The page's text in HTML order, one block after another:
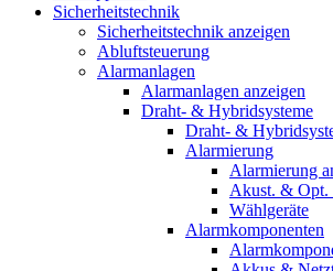
Sicherheitstechnik
Sicherheitstechnik anzeigen
Abluftsteuerung
Alarmanlagen
Alarmanlagen anzeigen
Draht- & Hybridsysteme
Draht- &
Alarmierung
Alarmierung
Akust. & Opt.
Wählgeräte
Alarmkomponenten